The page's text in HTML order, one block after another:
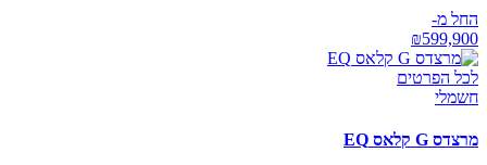
החל מ-
₪599,900
לכל הפרטים
חשמלי
מרצדס G קלאס EQ